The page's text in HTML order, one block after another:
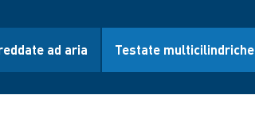
ad aria Testate multicilindriche